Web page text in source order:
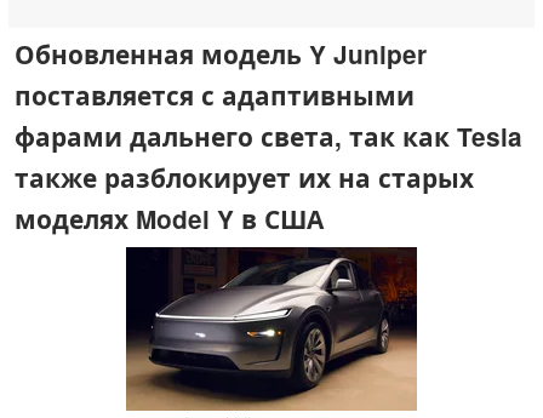
Обновленная модель Y Juniper
поставляется с адаптивными
фарами дальнего света, так как Tesla
также разблокирует их на старых
моделях Model Y в США